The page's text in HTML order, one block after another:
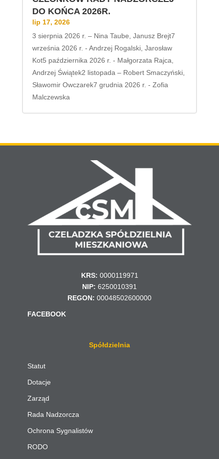
DO KOŃCA 2026R.
lip 17, 2026
3 sierpnia 2026 r. – Nina Taube, Janusz Brejt7
września 2026 r. - Andrzej Rogalski, Jarosław
Kot5 października 2026 r. - Małgorzata Rajca,
Andrzej Świątek2 listopada – Robert Smaczyński,
Sławomir Owczarek7 grudnia 2026 r. - Zofia
Malczewska
KRS: 0000119971
NIP: 6250010391
REGON: 00048502600000
FACEBOOK
Spółdzielnia
Statut
Dotacje
Zarząd
Rada Nadzorcza
Ochrona Sygnalistów
RODO